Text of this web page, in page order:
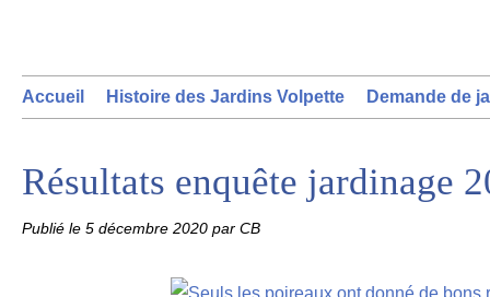
Accueil Histoire des Jardins Volpette Demande de
Résultats enquête jardinage
Publié le 5 décembre 2020 par CB